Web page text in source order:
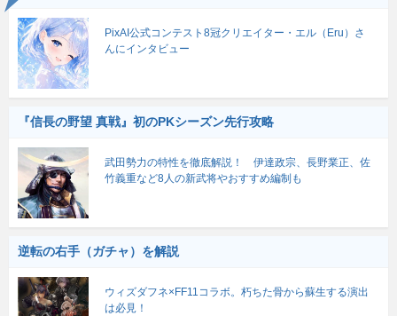
PixAI公式コンテスト8冠クリエイター・エル（Eru）さ
んにインタビュー
『信長の野望 真戦』初のPKシーズン先行攻略
武田勢力の特性を徹底解説！ 伊達政宗、長野業正、佐
竹義重など8人の新武将やおすすめ編制も
逆転の右手（ガチャ）を解説
ウィズダフネ×FF11コラボ。朽ちた骨から蘇生する演出
は必見！